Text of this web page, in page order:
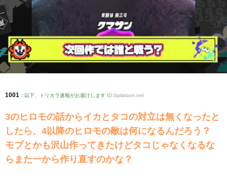
1001 : 以下、トリカラ速報がお届けします ID:Splatoon.net
3のヒロモの話からイカとタコの対立は無くなったと
したら、4以降のヒロモの敵は何になるんだろう？
モブとかも沢山作ってきたけどタコじゃなくなるな
らまた一から作り直すのかな？